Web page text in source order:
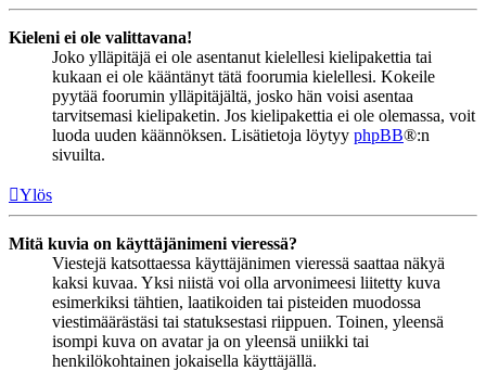
Kieleni ei ole valittavana!
Joko ylläpitäjä ei ole asentanut kielellesi kielipakettia tai
kukaan ei ole kääntänyt tätä foorumia kielellesi. Kokeile
pyytää foorumin ylläpitäjältä, josko hän voisi asentaa
tarvitsemasi kielipaketin. Jos kielipakettia ei ole olemassa, voit
luoda uuden käännöksen. Lisätietoja löytyy phpBB®:n
sivuilta.
Ylös
Mitä kuvia on käyttäjänimeni vieressä?
Viestejä katsottaessa käyttäjänimen vieressä saattaa näkyä
kaksi kuvaa. Yksi niistä voi olla arvonimeesi liitetty kuva
esimerkiksi tähtien, laatikoiden tai pisteiden muodossa
viestimäärästäsi tai statuksestasi riippuen. Toinen, yleensä
isompi kuva on avatar ja on yleensä uniikki tai
henkilökohtainen jokaisella käyttäjällä.